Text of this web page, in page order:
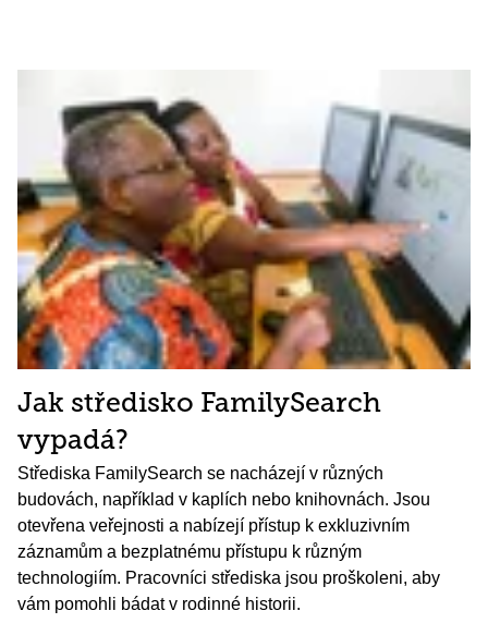
Jak středisko FamilySearch
vypadá?
Střediska FamilySearch se nacházejí v různých
budovách, například v kaplích nebo knihovnách. Jsou
otevřena veřejnosti a nabízejí přístup k exkluzivním
záznamům a bezplatnému přístupu k různým
technologiím. Pracovníci střediska jsou proškoleni, aby
vám pomohli bádat v rodinné historii.